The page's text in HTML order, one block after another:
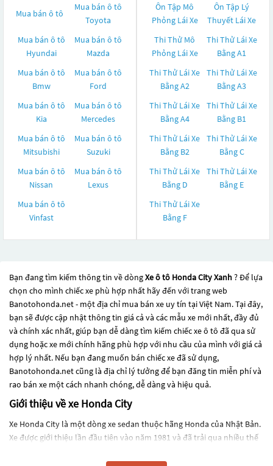
Mua bán ô tô
Mua bán ô tô
Toyota
Mua bán ô tô
Hyundai
Mua bán ô tô
Mazda
Mua bán ô tô
Bmw
Mua bán ô tô
Ford
Mua bán ô tô
Kia
Mua bán ô tô
Mercedes
Mua bán ô tô
Mitsubishi
Mua bán ô tô
Suzuki
Mua bán ô tô
Nissan
Mua bán ô tô
Lexus
Mua bán ô tô
Vinfast
Ôn Tập Mô
Phỏng Lái Xe
Ôn Tập Lý
Thuyết Lái Xe
Thi Thử Mô
Phỏng Lái Xe
Thi Thử Lái Xe
Bằng A1
Thi Thử Lái Xe
Bằng A2
Thi Thử Lái Xe
Bằng A3
Thi Thử Lái Xe
Bằng A4
Thi Thử Lái Xe
Bằng B1
Thi Thử Lái Xe
Bằng B2
Thi Thử Lái Xe
Bằng C
Thi Thử Lái Xe
Bằng D
Thi Thử Lái Xe
Bằng E
Thi Thử Lái Xe
Bằng F
Bạn đang tìm kiếm thông tin về dòngXe ô tô Honda City Xanh? Để lựa
chọn cho mình chiếc xe phù hợp nhất hãy đến với trang web
Banotohonda.net - một địa chỉ mua bán xe uy tín tại Việt Nam. Tại đây,
bạn sẽ được cập nhật thông tin giá cả và các mẫu xe mới nhất, đầy đủ
và chính xác nhất, giúp bạn dễ dàng tìm kiếm chiếc xe ô tô đã qua sử
dụng hoặc xe mới chính hãng phù hợp với nhu cầu của mình với giá cả
hợp lý nhất. Nếu bạn đang muốn bán chiếc xe đã sử dụng,
Banotohonda.net cũng là địa chỉ lý tưởng để bạn đăng tin miễn phí và
rao bán xe một cách nhanh chóng, dễ dàng và hiệu quả.
Giới thiệu về xe Honda City
Xe Honda City là một dòng xe sedan thuộc hãng Honda của Nhật Bản.
Xe được giới thiệu lần đầu tiên vào năm 1981 và đã trải qua nhiều thế